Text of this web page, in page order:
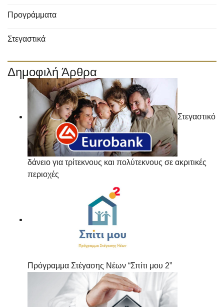
Προγράμματα
Στεγαστικά
Δημοφιλή Άρθρα
Στεγαστικό
δάνειο για τρίτεκνους και πολύτεκνους σε ακριτικές
περιοχές
Πρόγραμμα Στέγασης Νέων “Σπίτι μου 2”